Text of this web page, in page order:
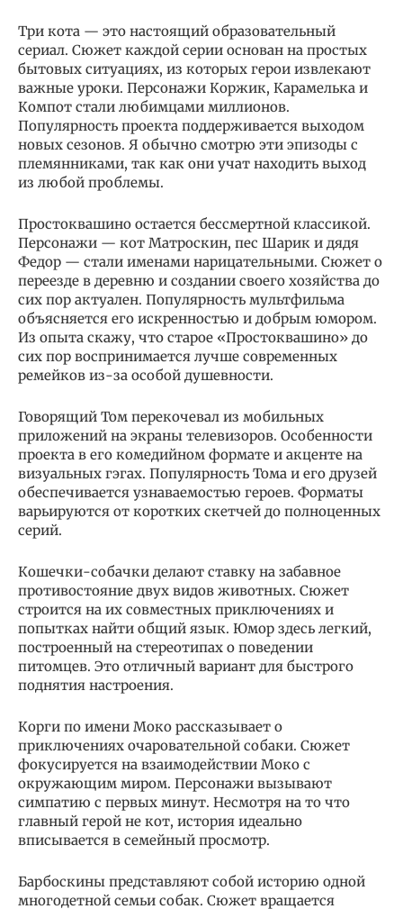
Три кота — это настоящий образовательный
сериал. Сюжет каждой серии основан на простых
бытовых ситуациях, из которых герои извлекают
важные уроки. Персонажи Коржик, Карамелька и
Компот стали любимцами миллионов.
Популярность проекта поддерживается выходом
новых сезонов. Я обычно смотрю эти эпизоды с
племянниками, так как они учат находить выход
из любой проблемы.
Простоквашино остается бессмертной классикой.
Персонажи — кот Матроскин, пес Шарик и дядя
Федор — стали именами нарицательными. Сюжет о
переезде в деревню и создании своего хозяйства до
сих пор актуален. Популярность мультфильма
объясняется его искренностью и добрым юмором.
Из опыта скажу, что старое «Простоквашино» до
сих пор воспринимается лучше современных
ремейков из-за особой душевности.
Говорящий Том перекочевал из мобильных
приложений на экраны телевизоров. Особенности
проекта в его комедийном формате и акценте на
визуальных гэгах. Популярность Тома и его друзей
обеспечивается узнаваемостью героев. Форматы
варьируются от коротких скетчей до полноценных
серий.
Кошечки-собачки делают ставку на забавное
противостояние двух видов животных. Сюжет
строится на их совместных приключениях и
попытках найти общий язык. Юмор здесь легкий,
построенный на стереотипах о поведении
питомцев. Это отличный вариант для быстрого
поднятия настроения.
Корги по имени Моко рассказывает о
приключениях очаровательной собаки. Сюжет
фокусируется на взаимодействии Моко с
окружающим миром. Персонажи вызывают
симпатию с первых минут. Несмотря на то что
главный герой не кот, история идеально
вписывается в семейный просмотр.
Барбоскины представляют собой историю одной
многодетной семьи собак. Сюжет вращается